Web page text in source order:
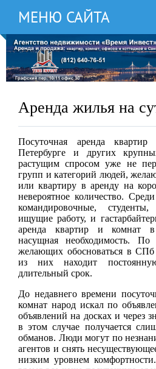
МЕНЮ САЙТА
Аренда жилья на
Посуточная аренда
Петербурге и других
растущим спросом уже не
групп и категорий людей,
или квартиру в аренду на
невероятное количество.
командировочные,
ищущие работу, и
аренда квартир и комнат в
насущная необходимость.
желающих обосноваться в СПб
из них находит
длительный срок.
До недавнего времени
комнат народ искал по
объявлений на досках и через
в этом случае получается
обманов. Люди могут по
агентов и снять
низким уровнем